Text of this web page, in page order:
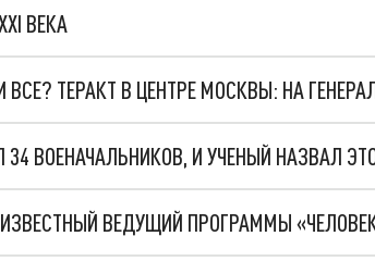
ВЕКА
ТЕРАКТ В ЦЕНТРЕ МОСКВЫ: НА
34 ВОЕНАЧАЛЬНИКОВ, И УЧЕНЫЙ НАЗВАЛ
ВЕДУЩИЙ ПРОГРАММЫ